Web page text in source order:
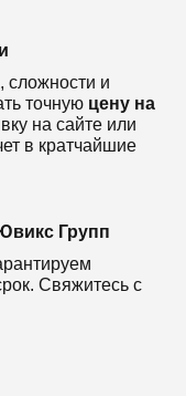
сложности и
точную цену на
на сайте или
в кратчайшие
Групп
Свяжитесь с